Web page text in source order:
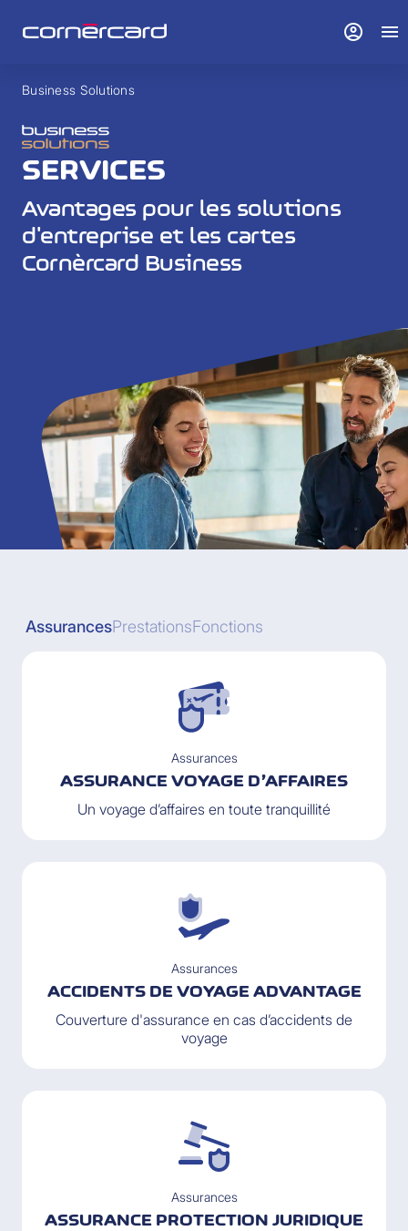
Business Solutions
SERVICES
Avantages pour les solutions
d'entreprise et les cartes
Cornèrcard Business
AssurancesPrestationsFonctions
Assurances
ASSURANCE VOYAGE D’AFFAIRES
Un voyage d’affaires en toute tranquillité
Assurances
ACCIDENTS DE VOYAGE ADVANTAGE
Couverture d'assurance en cas d’accidents de
voyage
Assurances
ASSURANCE PROTECTION JURIDIQUE
account_circle menu